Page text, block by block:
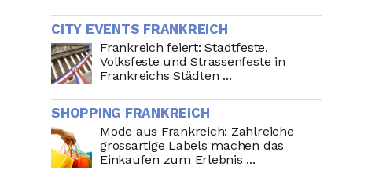
CITY EVENTS FRANKREICH
Frankreich feiert: Stadtfeste,
Volksfeste und Strassenfeste in
Frankreichs Städten ...
SHOPPING FRANKREICH
Mode aus Frankreich: Zahlreiche
grossartige Labels machen das
Einkaufen zum Erlebnis ...